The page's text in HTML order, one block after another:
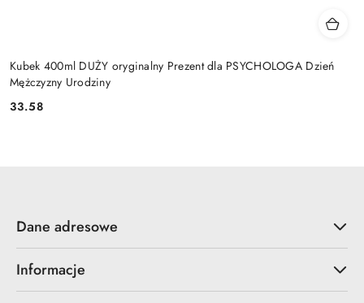
Kubek 400ml DUŻY oryginalny Prezent dla PSYCHOLOGA Dzień
Mężczyzny Urodziny
Cena:
33.58
Dane adresowe
Informacje